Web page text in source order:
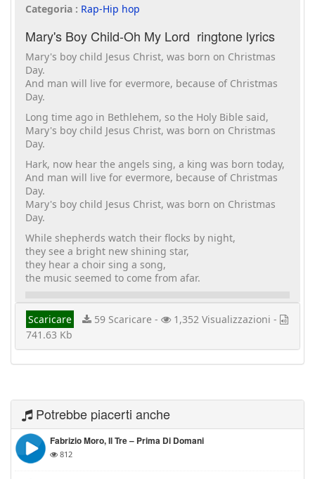
Categoria : Rap-Hip hop
Mary's Boy Child-Oh My Lord ringtone lyrics
Mary's boy child Jesus Christ, was born on Christmas
Day.
And man will live for evermore, because of Christmas
Day.
Long time ago in Bethlehem, so the Holy Bible said,
Mary's boy child Jesus Christ, was born on Christmas
Day.
Hark, now hear the angels sing, a king was born today,
And man will live for evermore, because of Christmas
Day.
Mary's boy child Jesus Christ, was born on Christmas
Day.
While shepherds watch their flocks by night,
they see a bright new shining star,
they hear a choir sing a song,
the music seemed to come from afar.
Scaricare 59 Scaricare -
1,352 Visualizzazioni -
741.63 Kb
Potrebbe piacerti anche
Fabrizio Moro, Il Tre – Prima Di Domani
812